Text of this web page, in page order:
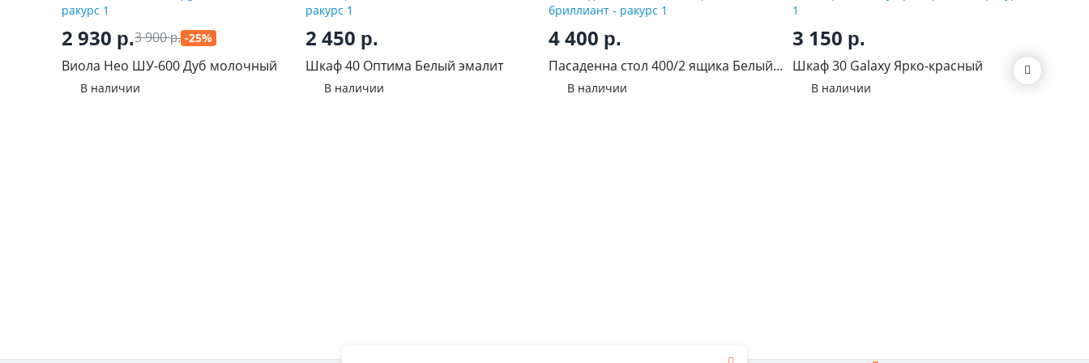
2 930 р.3 900р. -25%
Виола Нео ШУ-600 Дуб молочный
В наличии
2 450 р.
Шкаф 40 Оптима Белый эмалит
В наличии
4 400 р.
Пасаденна стол 400/2 ящика Белый
бриллиант
В наличии
3 150 р.
Шкаф 30 Galaxy Ярко-красный
В наличии